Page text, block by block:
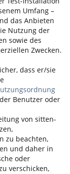
Umfang –
das Anbieten
Nutzung der
sowie des
Zwecken.
dass er/sie
Benutzer oder
von sitten-
zu beachten,
und daher in
oder
verschicken,